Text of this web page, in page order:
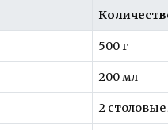
500 г
200 мл
2